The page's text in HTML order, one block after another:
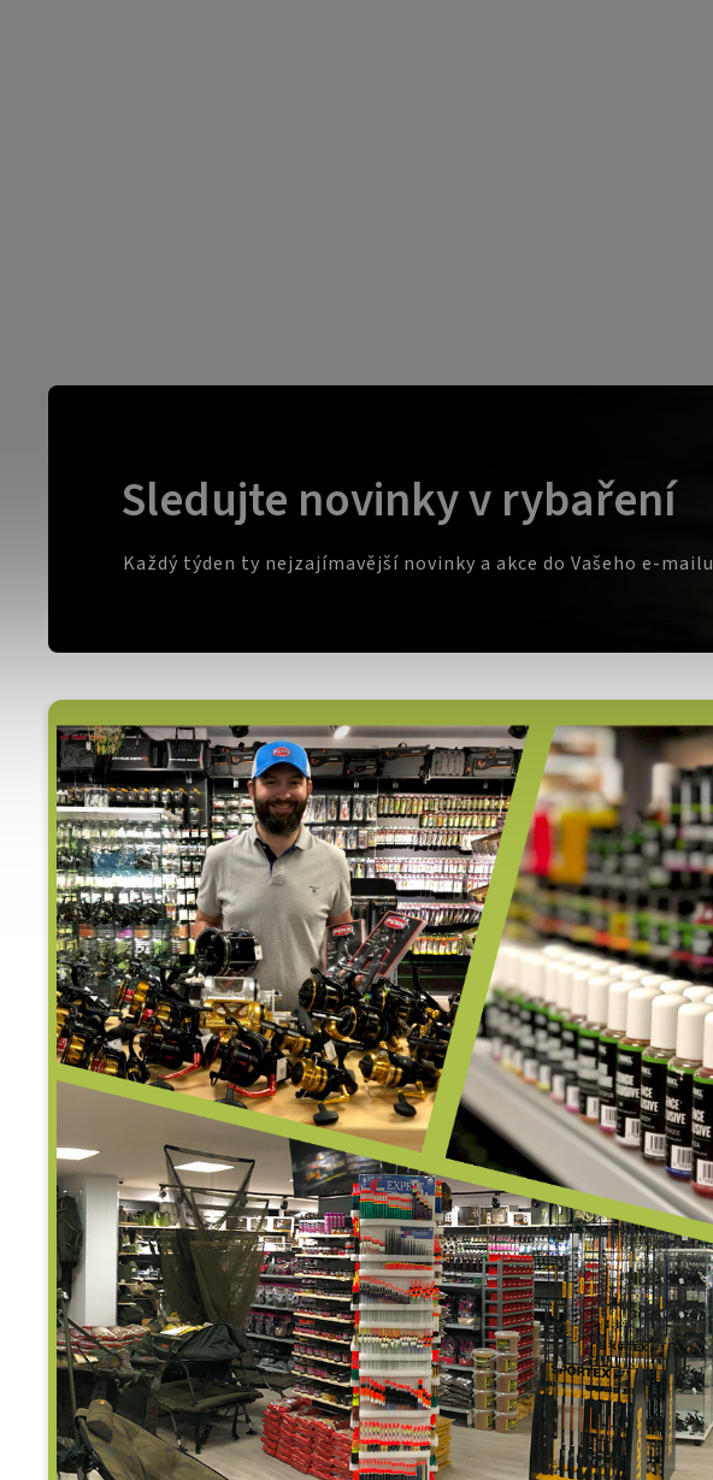
Sledujte novinky v rybaření
Každý týden ty nejzajímavější novinky a akce do Vašeho e-mailu